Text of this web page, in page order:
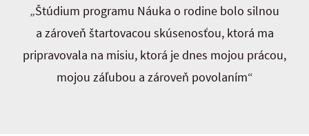
„Štúdium programu Náuka o rodine bolo silnou
a zároveň štartovacou skúsenosťou, ktorá ma
pripravovala na misiu, ktorá je dnes mojou prácou,
mojou záľubou a zároveň povolaním“